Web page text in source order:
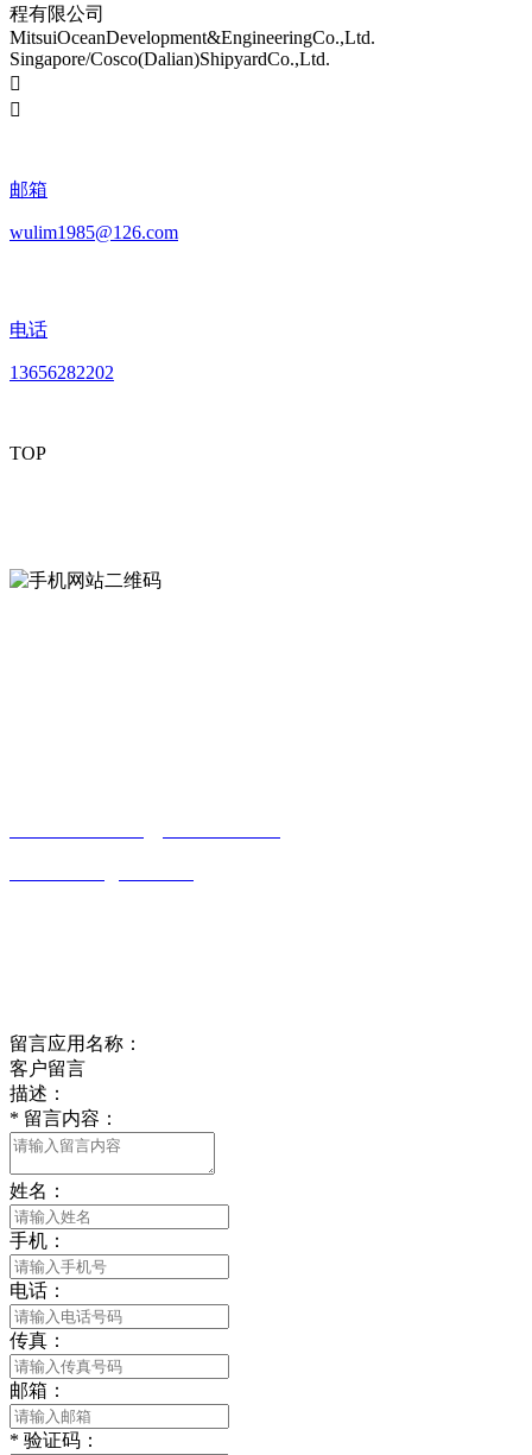
程有限公司
MitsuiOceanDevelopment&EngineeringCo.,Ltd.
Singapore/Cosco(Dalian)ShipyardCo.,Ltd.


邮箱
wulim1985@126.com
电话
13656282202
TOP
留言应用名称：
客户留言
描述：
* 留言内容：
姓名：
手机：
电话：
传真：
邮箱：
* 验证码：